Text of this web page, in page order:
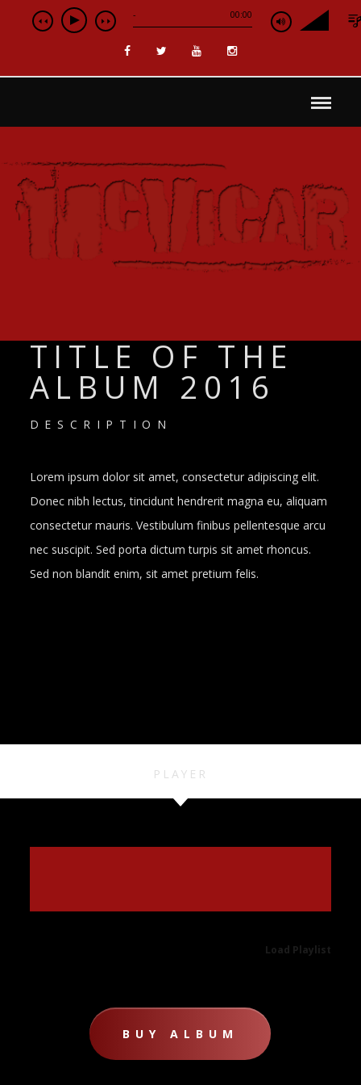
- 00:00
TITLE OF THE
ALBUM 2016
DESCRIPTION
Lorem ipsum dolor sit amet, consectetur adipiscing elit.
Donec nibh lectus, tincidunt hendrerit magna eu, aliquam
consectetur mauris. Vestibulum finibus pellentesque arcu
nec suscipit. Sed porta dictum turpis sit amet rhoncus.
Sed non blandit enim, sit amet pretium felis.
PLAYER
Load Playlist
BUY ALBUM